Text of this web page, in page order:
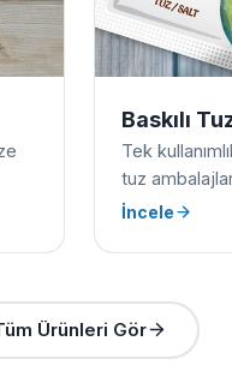
Baskılı
Tek
tuz
İncele
Ürünleri Gör